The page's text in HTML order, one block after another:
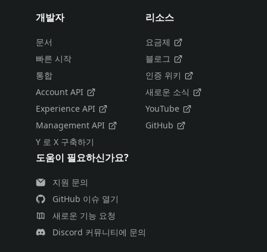
개발자
문서
빠른 시작
통합
Account API
Experience API
Management API
Y 로 X 구축하기
리소스
요금제
블로그
인증 위키
새로운 소식
YouTube
GitHub
도움이 필요하신가요?
지원 문의
GitHub 이슈 열기
새로운 기능 요청
Discord 커뮤니티에 문의